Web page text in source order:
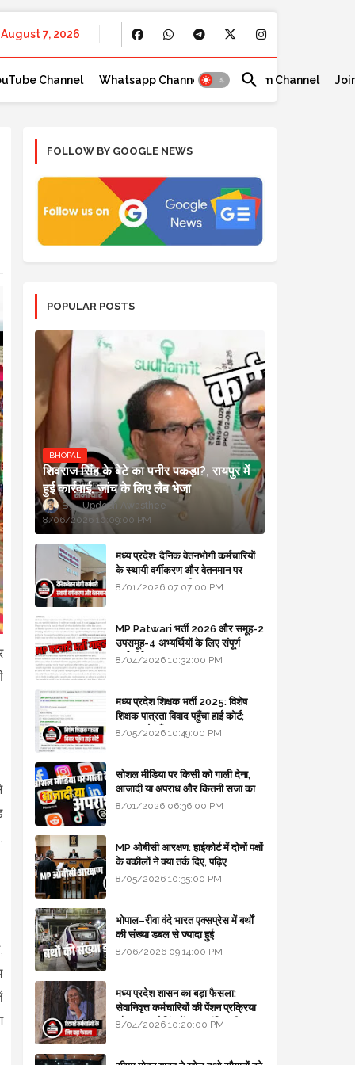
August 7, 2026
Channel Whatsapp Channel Telegram Channel
FOLLOW BY GOOGLE NEWS
POPULAR POSTS
BHOPAL
शिवराज सिंह के बेटे का पनीर पकड़ा?, रायपुर में
हुई कार्रवाई, जांच के लिए लैब भेजा
Updesh Awasthee
8/06/2026 10:09:00 PM
मध्य प्रदेश: दैनिक वेतनभोगी कर्मचारियों
के स्थायी वर्गीकरण और वेतनमान पर
सरकार का बड़ा स्पष्टीकरण
8/01/2026 07:07:00 PM
MP Patwari भर्ती 2026 और समूह-2
उपसमूह-4 अभ्यर्थियों के लिए संपूर्ण
मार्गदर्शिका
8/04/2026 10:32:00 PM
मध्य प्रदेश शिक्षक भर्ती 2025: विशेष
शिक्षक पात्रता विवाद पहुँचा हाई कोर्ट;
सरकार से माँगा जवाब
8/05/2026 10:49:00 PM
सोशल मीडिया पर किसी को गाली देना,
आजादी या अपराध और कितनी सजा का
प्रावधान - free legal advice
8/01/2026 06:36:00 PM
MP ओबीसी आरक्षण: हाईकोर्ट में दोनों पक्षों
के वकीलों ने क्या तर्क दिए, पढ़िए
8/05/2026 10:35:00 PM
भोपाल–रीवा वंदे भारत एक्सप्रेस में बर्थों
की संख्या डबल से ज्यादा हुई
8/06/2026 09:14:00 PM
मध्य प्रदेश शासन का बड़ा फैसला:
सेवानिवृत्त कर्मचारियों की पेंशन प्रक्रिया
और बजट कोडिंग में हुए क्रांतिकारी
8/04/2026 10:20:00 PM